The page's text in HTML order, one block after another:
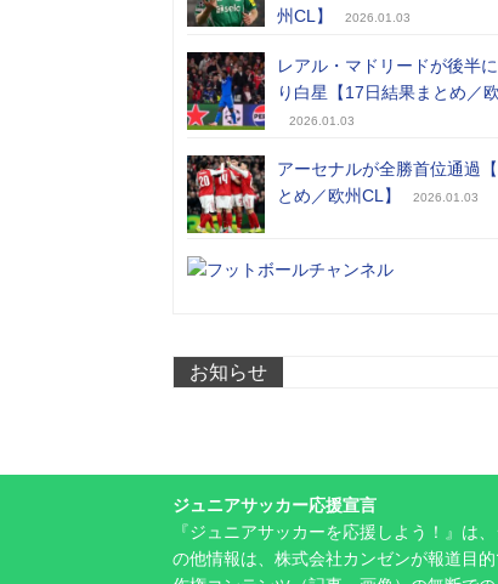
州CL】
2026.01.03
レアル・マドリードが後半
り白星【17日結果まとめ／欧
2026.01.03
アーセナルが全勝首位通過
とめ／欧州CL】
2026.01.03
お知らせ
ジュニアサッカー応援宣言
『ジュニアサッカーを応援しよう！』は
の他情報は、株式会社カンゼンが報道目